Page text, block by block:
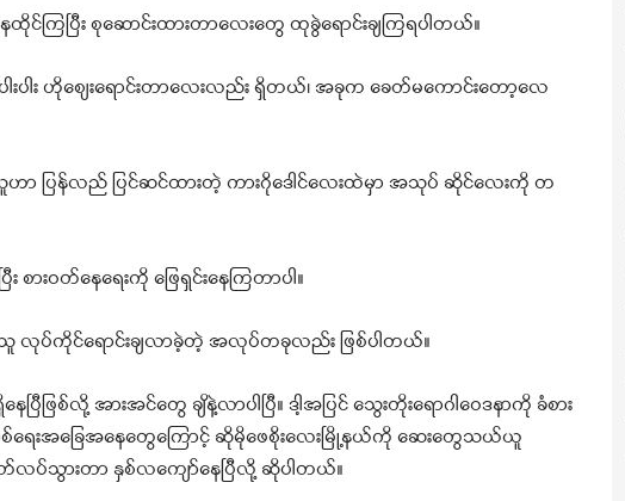
ကြပြီး စုဆောင်းထားတာလေးတွေ ထုခွဲရောင်းချကြရပါတယ်။
ပါး ဟိုစျေးရောင်းတာလေးလည်း ရှိတယ်၊ အခုက ခေတ်မကောင်းတော့လေ
သူဟာ ပြန်လည် ပြင်ဆင်ထားတဲ့ ကားဂိုဒေါင်လေးထဲမှာ အသုပ် ဆိုင်လေးကို တ
ားဝတ်နေရေးကို ဖြေရှင်းနေကြတာပါ။
ကိုင်ရောင်းချလာခဲ့တဲ့ အလုပ်တခုလည်း ဖြစ်ပါတယ်။
စ်လို့ အားအင်တွေ ချိနဲ့လာပါပြီ။ ဒါ့အပြင် သွေးတိုးရောဂါဝေဒနာကို ခံစား
စ်ရေးအခြေအနေတွေကြောင့် ဆိုမိုဖေစိုးလေးမြို့နယ်ကို ဆေးတွေသယ်ယူ
လပ်သွားတာ နှစ်လကျော်နေပြီလို့ ဆိုပါတယ်။